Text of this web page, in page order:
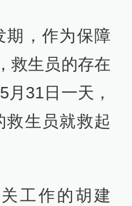
期，作为保障
救生员的存在
31日一天，
救生员就救起
工作的胡建